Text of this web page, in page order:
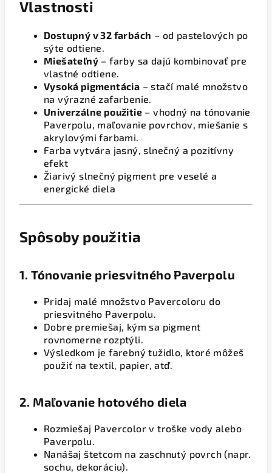
Vlastnosti
Dostupný v 32 farbách – od pastelových po
sýte odtiene.
Miešateľný – farby sa dajú kombinovať pre
vlastné odtiene.
Vysoká pigmentácia – stačí malé množstvo
na výrazné zafarbenie.
Univerzálne použitie – vhodný na tónovanie
Paverpolu, maľovanie povrchov, miešanie s
akrylovými farbami.
Farba vytvára jasný, slnečný a pozitívny
efekt
Žiarivý slnečný pigment pre veselé a
energické diela
Spôsoby použitia
1.Tónovanie priesvitného Paverpolu
Pridaj malé množstvo Pavercoloru do
priesvitného Paverpolu.
Dobre premiešaj, kým sa pigment
rovnomerne rozptýli.
Výsledkom je farebný tužidlo, ktoré môžeš
použiť na textil, papier, atď.
2. Maľovanie hotového diela
Rozmiešaj Pavercolor v troške vody alebo
Paverpolu.
Nanášaj štetcom na zaschnutý povrch (napr.
sochu, dekoráciu).